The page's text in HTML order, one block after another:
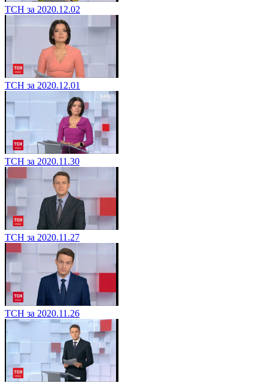
ТСН за 2020.12.02
ТСН за 2020.12.01
ТСН за 2020.11.30
ТСН за 2020.11.27
ТСН за 2020.11.26